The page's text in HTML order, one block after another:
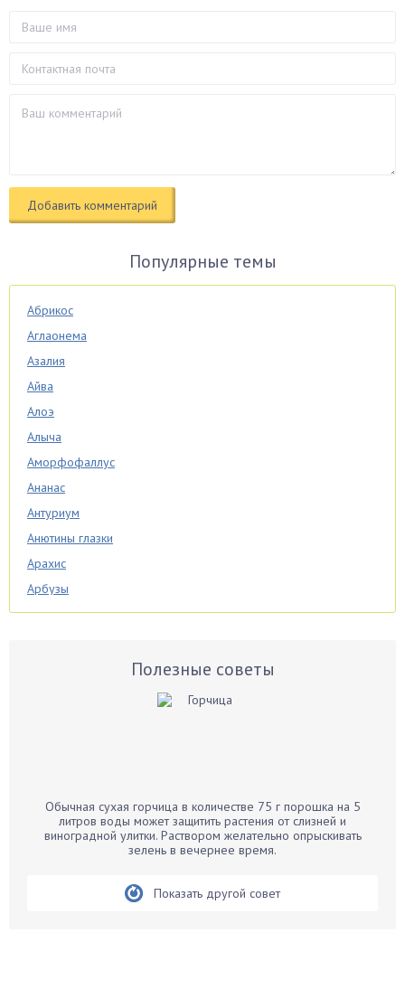
Популярные темы
Абрикос
Аглаонема
Азалия
Айва
Алоэ
Алыча
Аморфофаллус
Ананас
Антуриум
Анютины глазки
Арахис
Арбузы
Аспарагус
Бархатцы
Бегония
Полезные советы
Обычная сухая горчица в количестве 75 г порошка на 5
литров воды может защитить растения от слизней и
виноградной улитки. Раствором желательно опрыскивать
зелень в вечернее время.
Показать другой совет